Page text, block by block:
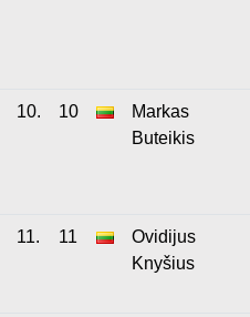
10. 10
Markas
Buteikis
11. 11
Ovidijus
Knyšius